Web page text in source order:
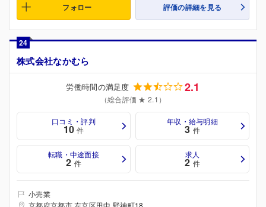
フォロー 評価の詳細を見る
24
株式会社なかむら
労働時間の満足度 2.1
（総合評価 ★ 2.1）
口コミ・評判
10 件
年収・給与明細
3 件
転職・中途面接
2 件
求人
2 件
小売業
京都府京都市 左京区田中 野神町18